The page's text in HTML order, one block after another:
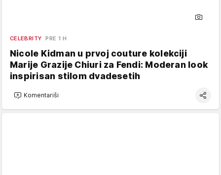
CELEBRITY PRE 1 H
Nicole Kidman u prvoj couture kolekciji
Marije Grazije Chiuri za Fendi: Moderan look
inspirisan stilom dvadesetih
Komentariši